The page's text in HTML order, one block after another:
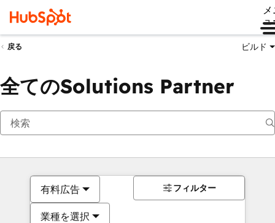
ュ
戻る ビルド
全てのSolutions Partner
有料広告
業種を選択
フィルター